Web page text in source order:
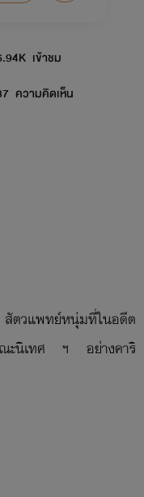
เข้าชม
ความคิดเห็น
สัตวแพทย์หนุ่มที่ในอดีต
ณะนิเทศ ฯ อย่างคาริ
ได้คบหากันอยู่ช่วงเวลา